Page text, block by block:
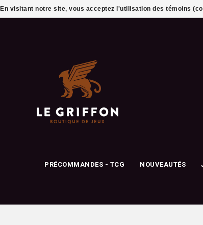
PRÉCOMMANDES - TCG NOUVEAUTÉS
En visitant notre site, vous acceptez l'utilisation des témoins